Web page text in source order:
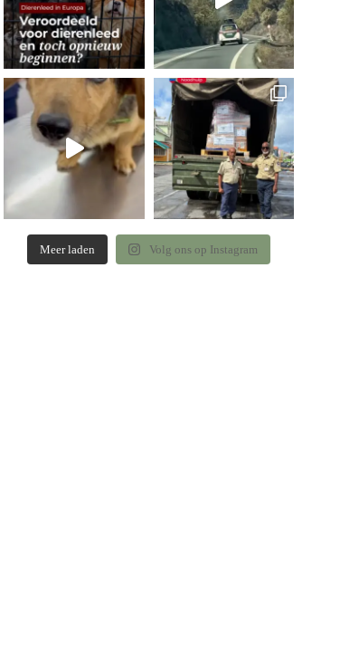
Meer laden Volg ons op Instagram